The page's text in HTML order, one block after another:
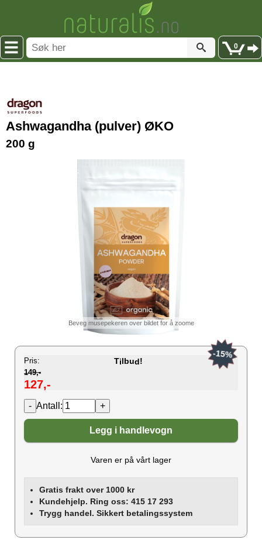
0
Ashwagandha (pulver) ØKO
200 g
Beveg musepekeren over bildet for å zoome
Pris: Tilbud!
149,-
127,-
-15%
Antall:
Legg i handlevogn
Varen er på vårt lager
Gratis frakt over 1000 kr
Kundehjelp. Ring oss: 415 17 293
Trygg handel. Sikkert betalingssystem